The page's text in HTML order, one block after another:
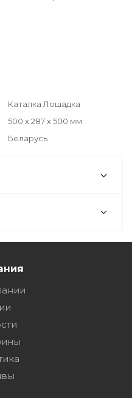
Каталка Лошадка
500 х 287 х 500 мм
Беларусь